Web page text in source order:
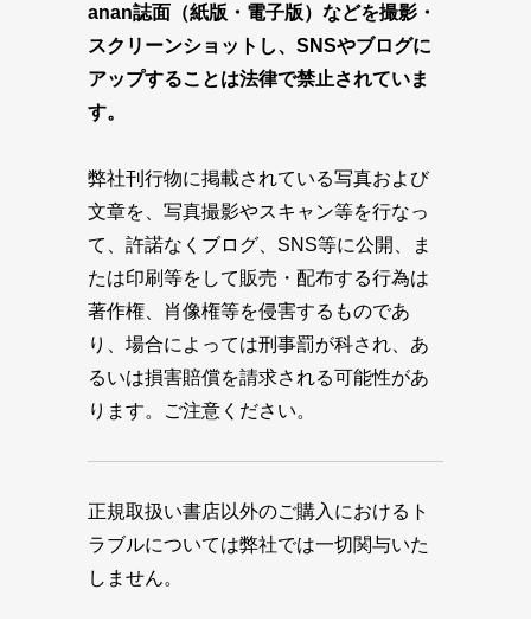
anan誌面（紙版・電子版）などを撮影・
スクリーンショットし、SNSやブログに
アップすることは法律で禁止されていま
す。
弊社刊行物に掲載されている写真および
文章を、写真撮影やスキャン等を行なっ
て、許諾なくブログ、SNS等に公開、ま
たは印刷等をして販売・配布する行為は
著作権、肖像権等を侵害するものであ
り、場合によっては刑事罰が科され、あ
るいは損害賠償を請求される可能性があ
ります。ご注意ください。
正規取扱い書店以外のご購入におけるト
ラブルについては弊社では一切関与いた
しません。